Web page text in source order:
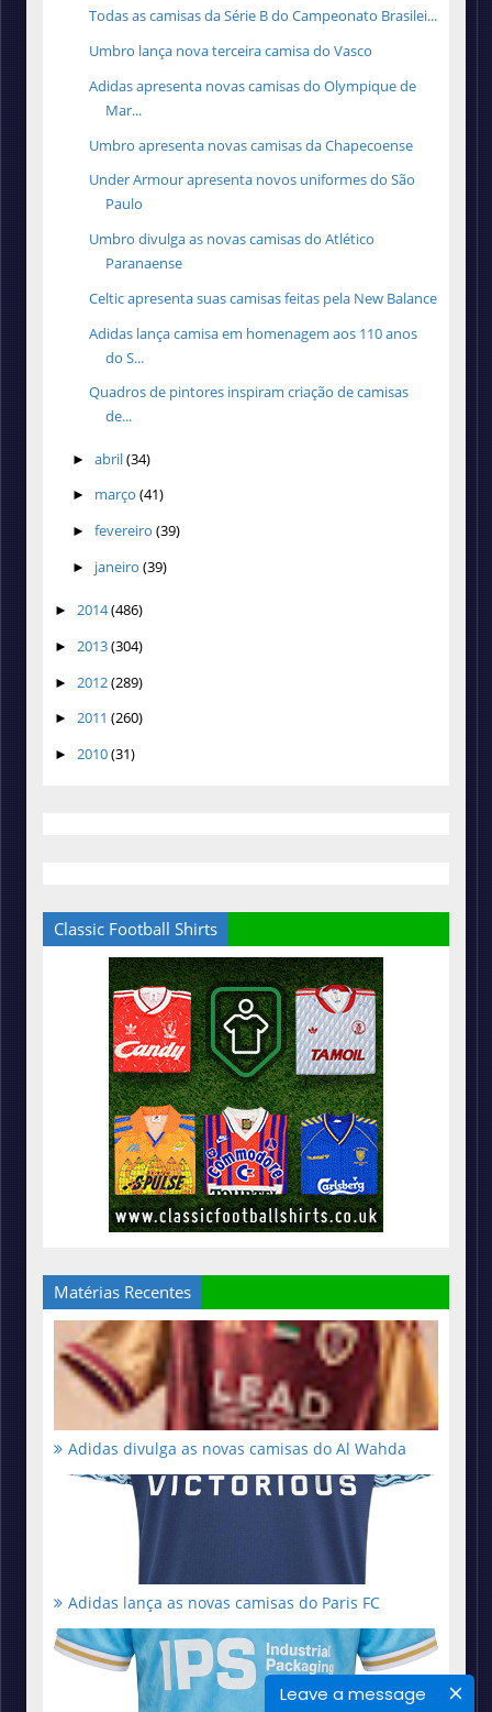
Leave a message
Todas as camisas da Série B do Campeonato Brasilei...
Umbro lança nova terceira camisa do Vasco
Adidas apresenta novas camisas do Olympique de
Mar...
Umbro apresenta novas camisas da Chapecoense
Under Armour apresenta novos uniformes do São
Paulo
Umbro divulga as novas camisas do Atlético
Paranaense
Celtic apresenta suas camisas feitas pela New Balance
Adidas lança camisa em homenagem aos 110 anos
do S...
Quadros de pintores inspiram criação de camisas
de...
► abril(34)
► março (41)
► fevereiro (39)
► janeiro (39)
► 2014(486)
► 2013(304)
► 2012(289)
► 2011 (260)
► 2010(31)
Classic Football Shirts
Matérias Recentes
Adidas divulga as novas camisas do Al Wahda
Adidas lança as novas camisas do Paris FC